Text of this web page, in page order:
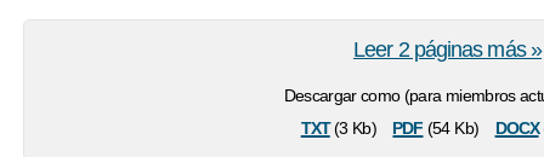
Descargar como (para miembros
txt(3 Kb) pdf (54 Kb) docx
Leer 2 páginas más »